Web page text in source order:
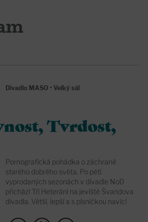
Divadlo MASO • Velký sál
Tvrdost,
Pornografická pohádka o záchraně
starého dobrého světa. Po pěti
vyprodaných sezonách v divadle NoD
přichází Tři Heteráni na jeviště Švandova
divadla. Větší, lepší a s písničkou navíc!